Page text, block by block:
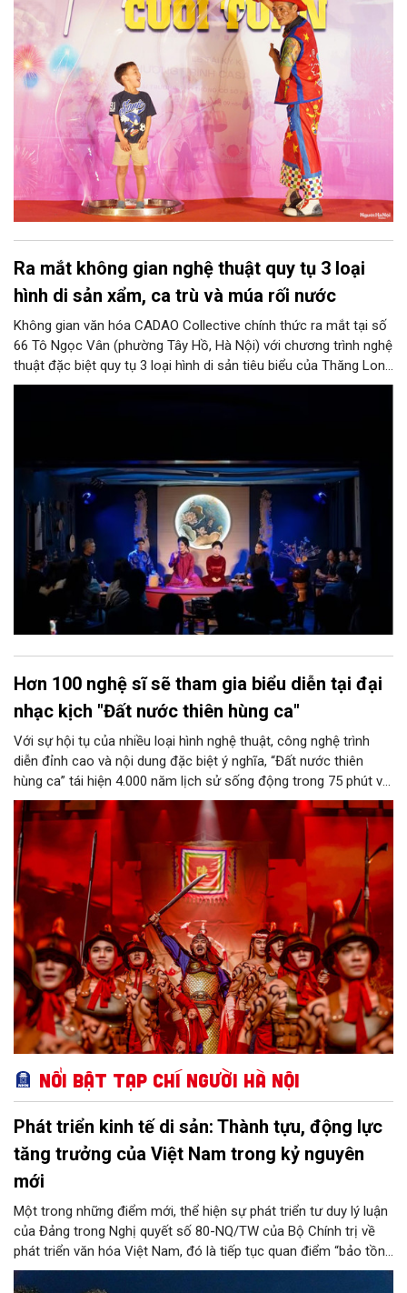
trực tiếp tiếp xúc với nghệ thuật, nuôi dưỡng trí tò mò và cảm
nhận những giá trị mà người nghệ sĩ chuyển tải qua từng màn
biểu diễn.
Ra mắt không gian nghệ thuật quy tụ 3 loại
hình di sản xẩm, ca trù và múa rối nước
Không gian văn hóa CADAO Collective chính thức ra mắt tại số
66 Tô Ngọc Vân (phường Tây Hồ, Hà Nội) với chương trình nghệ
thuật đặc biệt quy tụ 3 loại hình di sản tiêu biểu của Thăng Long
- Hà Nội gồm xẩm, ca trù và múa rối nước.
Hơn 100 nghệ sĩ sẽ tham gia biểu diễn tại đại
nhạc kịch "Đất nước thiên hùng ca"
Với sự hội tụ của nhiều loại hình nghệ thuật, công nghệ trình
diễn đỉnh cao và nội dung đặc biệt ý nghĩa, “Đất nước thiên
hùng ca” tái hiện 4.000 năm lịch sử sống động trong 75 phút với
những trải nghiệm đa giác quan lần đầu tiên xuất hiện tại Việt
Nam. Show sẽ công diễn chính thức từ ngày 10/7/2026 tại
Vinpearl Theatre (Ocean City, Hà Nội).
Nổi bật Tạp chí Người Hà Nội
Phát triển kinh tế di sản: Thành tựu, động lực
tăng trưởng của Việt Nam trong kỷ nguyên
mới
Một trong những điểm mới, thể hiện sự phát triển tư duy lý luận
của Đảng trong Nghị quyết số 80-NQ/TW của Bộ Chính trị về
phát triển văn hóa Việt Nam, đó là tiếp tục quan điểm “bảo tồn
và phát huy giá trị di sản văn hóa gắn kết với phát triển kinh tế -